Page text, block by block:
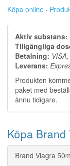
Köpa online ·
Aktiv substans:
Tillgängliga
Betalning:
Leverans:
Produkten
paket med
ännu tidigare.
Köpa
Brand Viagra